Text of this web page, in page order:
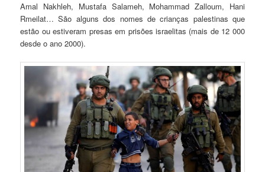
Amal Nakhleh, Mustafa Salameh, Mohammad Zalloum, Hani
Rmeilat… São alguns dos nomes de crianças palestinas que
estão ou estiveram presas em prisões israelitas (mais de 12 000
desde o ano 2000).